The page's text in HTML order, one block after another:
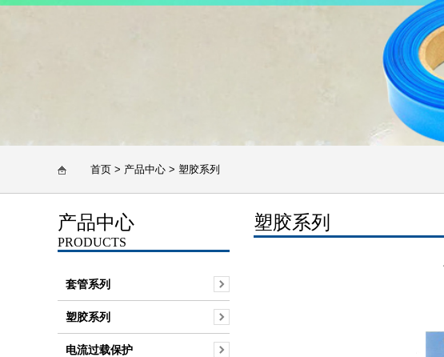
首页 > 产品中心 > 塑胶系列
产品中心
PRODUCTS
套管系列
塑胶系列
电流过载保护
塑胶系列